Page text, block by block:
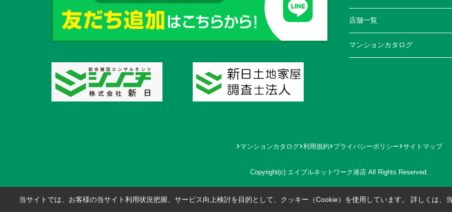
店舗一覧
マンションカタログ
マンションカタログ 利用規約 プライバシーポリシー サイトマップ
Copyright(c) エイブルネットワーク港店 All Rights Reserved.
当サイトでは、お客様の当サイト利用状況把握、サービス向上検討を目的として、クッキー（Cookie）を使用しています。 詳しくは、